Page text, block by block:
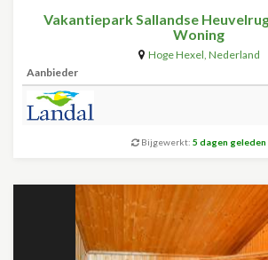
Vakantiepark Sallandse
Woning
Hoge Hexel, Nederland
Aanbieder
Bijgewerkt: 5 dagen geleden